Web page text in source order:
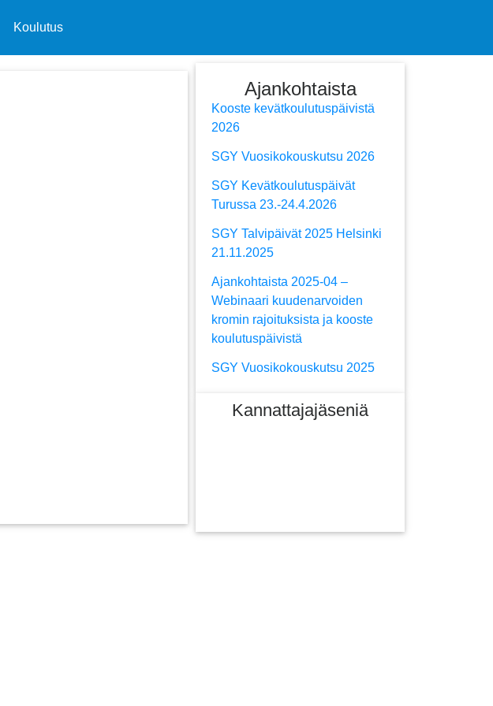
Koulutus
Ajankohtaista
Kooste kevätkoulutuspäivistä
2026
SGY Vuosikokouskutsu 2026
SGY Kevätkoulutuspäivät
Turussa 23.-24.4.2026
SGY Talvipäivät 2025 Helsinki
21.11.2025
Ajankohtaista 2025-04 –
Webinaari kuudenarvoiden
kromin rajoituksista ja kooste
koulutuspäivistä
SGY Vuosikokouskutsu 2025
Kannattajajäseniä